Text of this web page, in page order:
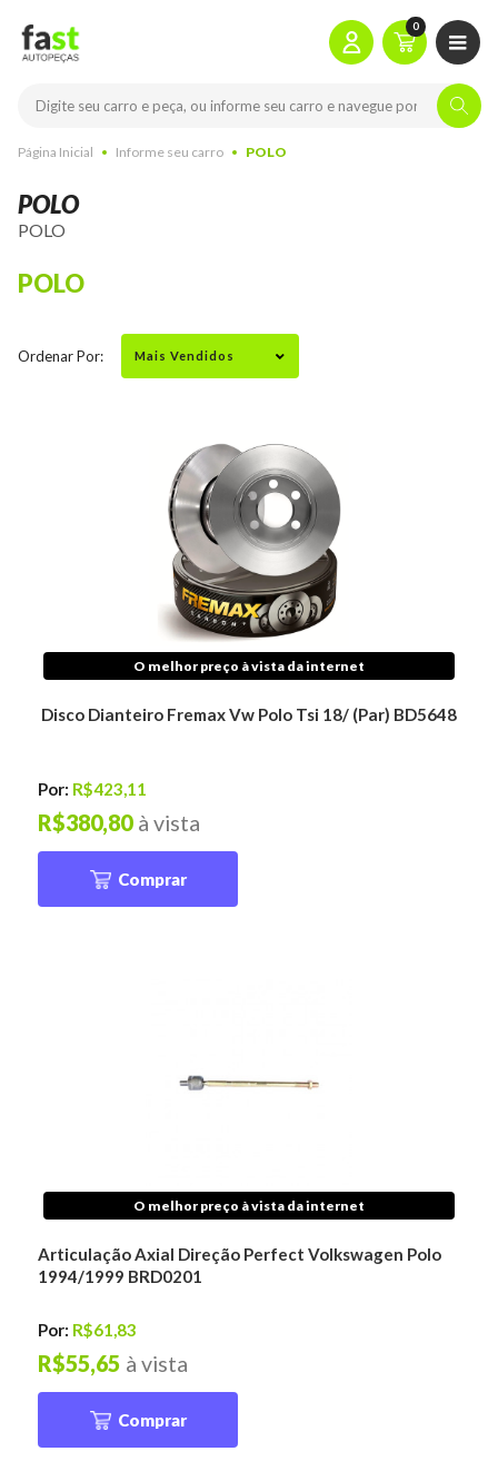
0
Página Inicial Informe seu carro POLO
POLO
POLO
POLO
Ordenar Por:
O melhor preço à vista da internet
Disco Dianteiro Fremax Vw Polo Tsi 18/ (Par) BD5648
Por: R$423,11
à vista
R$380,80
Comprar
O melhor preço à vista da internet
Articulação Axial Direção Perfect Volkswagen Polo
1994/1999 BRD0201
Por: R$61,83
à vista
R$55,65
Comprar